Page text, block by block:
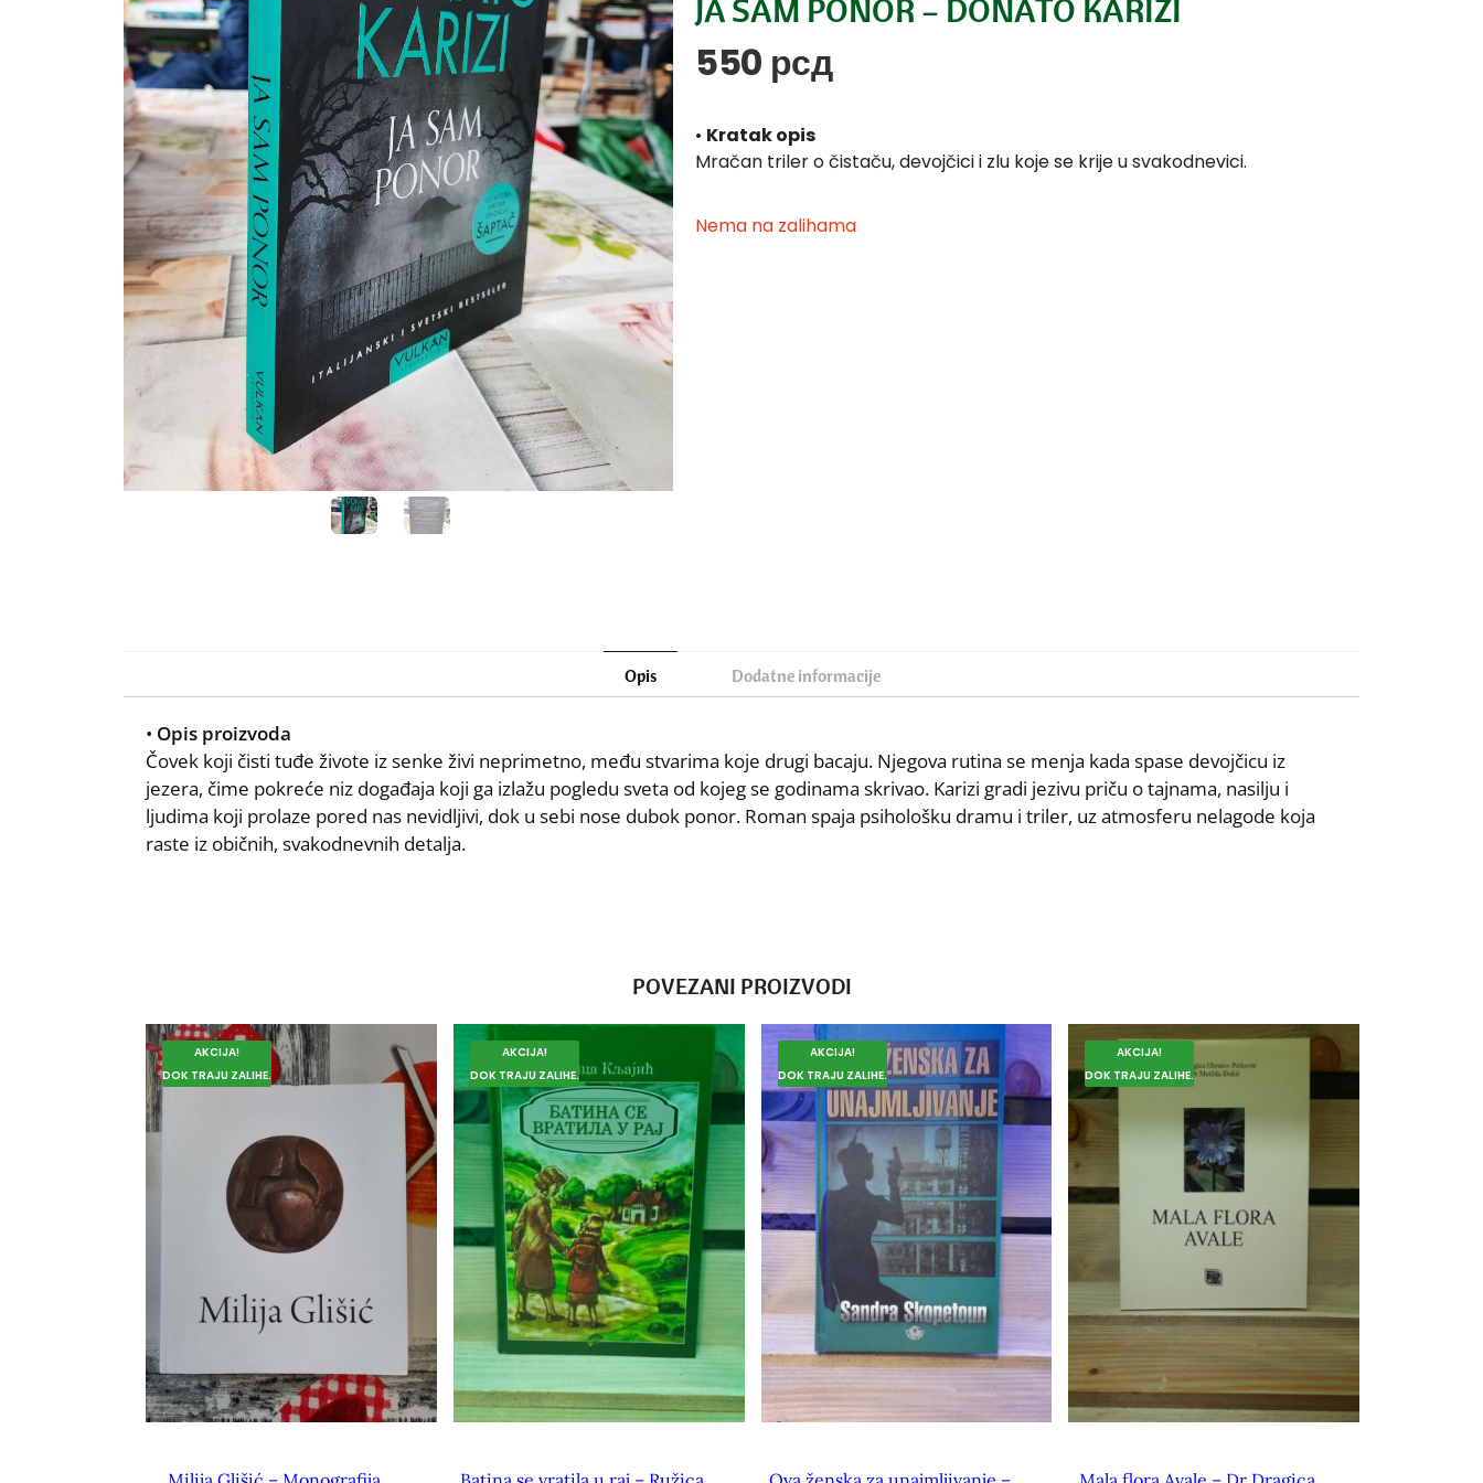
JA SAM PONOR – DONATO KARIZI
550 рсд
• Kratak opis
Mračan triler o čistaču, devojčici i zlu koje se krije u svakodnevici.
Nema na zalihama
Opis Dodatne informacije
• Opis proizvoda
Čovek koji čisti tuđe živote iz senke živi neprimetno, među stvarima koje drugi bacaju. Njegova rutina se menja kada spase devojčicu iz
jezera, čime pokreće niz događaja koji ga izlažu pogledu sveta od kojeg se godinama skrivao. Karizi gradi jezivu priču o tajnama, nasilju i
ljudima koji prolaze pored nas nevidljivi, dok u sebi nose dubok ponor. Roman spaja psihološku dramu i triler, uz atmosferu nelagode koja
raste iz običnih, svakodnevnih detalja.
POVEZANI PROIZVODI
AKCIJA!
DOK TRAJU ZALIHE.
AKCIJA!
DOK TRAJU ZALIHE.
AKCIJA!
DOK TRAJU ZALIHE.
AKCIJA!
DOK TRAJU ZALIHE.